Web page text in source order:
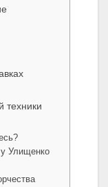
техники
у Улищенко